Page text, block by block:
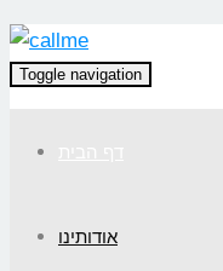
Toggle navigation
אודותינו